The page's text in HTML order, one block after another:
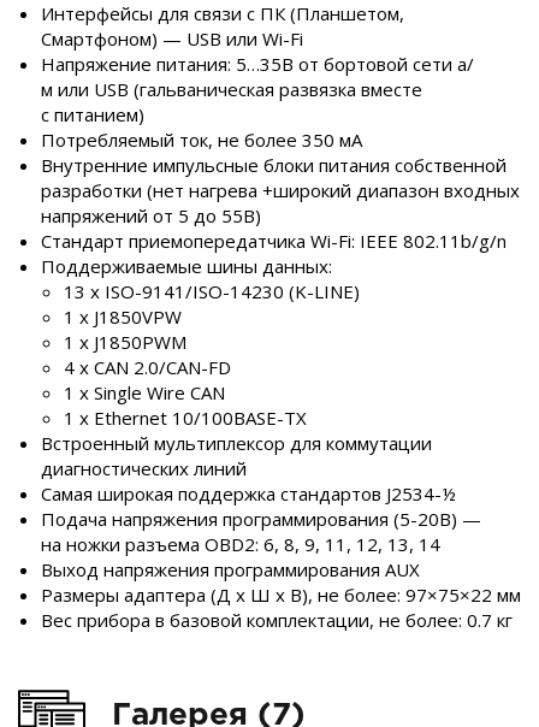
Интерфейсы для связи с ПК (Планшетом,
Смартфоном) — USB или Wi-Fi
Напряжение питания: 5…35В от бортовой сети а/
м или USB (гальваническая развязка вместе
с питанием)
Потребляемый ток, не более 350 мА
Внутренние импульсные блоки питания собственной
разработки (нет нагрева +широкий диапазон входных
напряжений от 5 до 55В)
Стандарт приемопередатчика Wi-Fi: IEEE 802.11b/g/n
Поддерживаемые шины данных:
13 x ISO-9141/ISO-14230 (K-LINE)
1 x J1850VPW
1 x J1850PWM
4 x CAN 2.0/CAN-FD
1 x Single Wire CAN
1 x Ethernet 10/100BASE-TX
Встроенный мультиплексор для коммутации
диагностических линий
Самая широкая поддержка стандартов J2534-½
Подача напряжения программирования (5-20В) —
на ножки разъема OBD2: 6, 8, 9, 11, 12, 13, 14
Выход напряжения программирования AUX
Размеры адаптера (Д x Ш x В), не более: 97×75×22 мм
Вес прибора в базовой комплектации, не более: 0.7 кг
Галерея (7)